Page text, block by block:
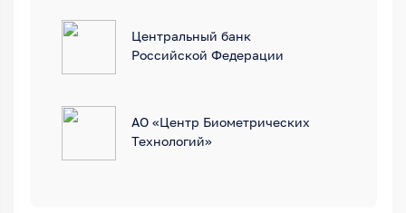
Центральный банк
Российской Федерации
АО «Центр Биометрических
Технологий»